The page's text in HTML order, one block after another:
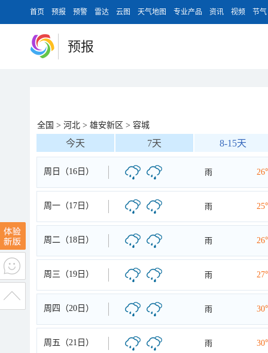
首页 预报 预警 雷达 云图 天气地图 专业产品 资讯 视频 节气
预报
全国 > 河北 > 雄安新区 > 容城
今天 7天 8-15天
周日（16日） 雨
周一（17日） 雨
周二（18日） 雨
周三（19日） 雨
周四（20日） 雨
周五（21日） 雨